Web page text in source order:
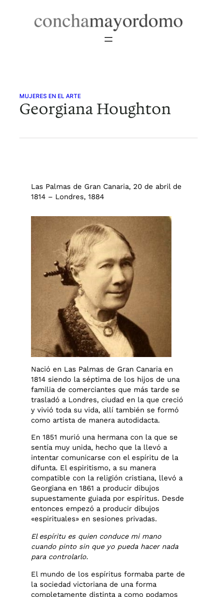
MUJERES EN EL ARTE
Georgiana Houghton
Las Palmas de Gran Canaria, 20 de abril de
1814 – Londres, 1884
Nació en Las Palmas de Gran Canaria en
1814 siendo la séptima de los hijos de una
familia de comerciantes que más tarde se
trasladó a Londres, ciudad en la que creció
y vivió toda su vida, allí también se formó
como artista de manera autodidacta.
En 1851 murió una hermana con la que se
sentía muy unida, hecho que la llevó a
intentar comunicarse con el espíritu de la
difunta. El espiritismo, a su manera
compatible con la religión cristiana, llevó a
Georgiana en 1861 a producir dibujos
supuestamente guiada por espíritus.​ Desde
entonces empezó a producir dibujos
«espirituales» en sesiones privadas.​
El espíritu es quien conduce mi mano
cuando pinto sin que yo pueda hacer nada
para controlarlo.
El mundo de los espíritus formaba parte de
la sociedad victoriana de una forma
completamente distinta a como podamos